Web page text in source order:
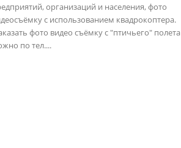
организаций и населения, фото
с использованием квадрокоптера.
фото видео съёмку с "птичьего" полета
по тел....